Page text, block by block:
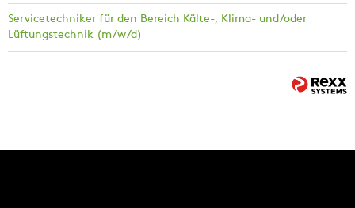
Servicetechniker für den Bereich Kälte-, Klima- und/oder
Lüftungstechnik (m/w/d)